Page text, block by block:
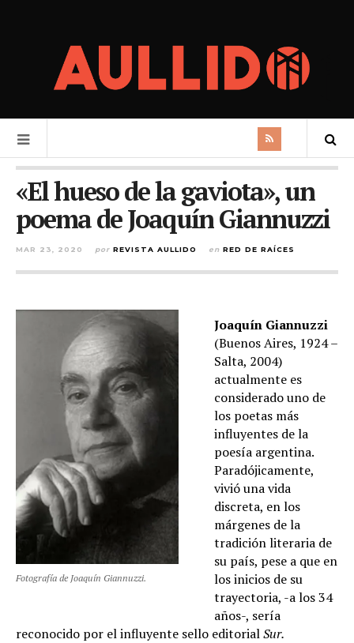
«El hueso de la gaviota», un
poema de Joaquín Giannuzzi
MAR 23, 2020 por REVISTA AULLIDO en RED DE RAÍCES
Fotografía de Joaquín Giannuzzi.
Joaquín Giannuzzi
(Buenos Aires, 1924 –
Salta, 2004)
actualmente es
considerado uno de
los poetas más
influyentes de la
poesía argentina.
Paradójicamente,
vivió una vida
discreta, en los
márgenes de la
tradición literaria de
su país, pese a que en
los inicios de su
trayectoria, -a los 34
años-, sería
reconocido por el influyente sello editorialSur.